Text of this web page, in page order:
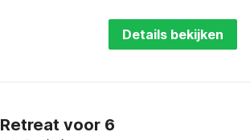
Details bekijken
voor 6